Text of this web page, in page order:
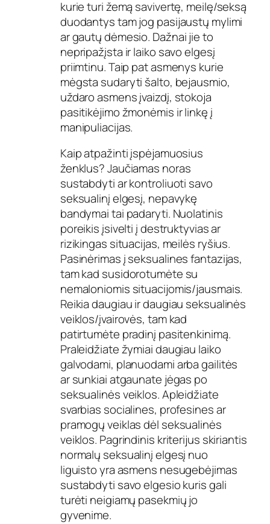
kurie turi žemą savivertę, meilę/seksą
duodantys tam jog pasijaustų mylimi
ar gautų dėmesio. Dažnai jie to
nepripažįsta ir laiko savo elgesį
priimtinu. Taip pat asmenys kurie
mėgsta sudaryti šalto, bejausmio,
uždaro asmens įvaizdį, stokoja
pasitikėjimo žmonėmis ir linkę į
manipuliacijas.
Kaip atpažinti įspėjamuosius
ženklus? Jaučiamas noras
sustabdyti ar kontroliuoti savo
seksualinį elgesį, nepavykę
bandymai tai padaryti. Nuolatinis
poreikis įsivelti į destruktyvias ar
rizikingas situacijas, meilės ryšius.
Pasinėrimas į seksualines fantazijas,
tam kad susidorotumėte su
nemaloniomis situacijomis/jausmais.
Reikia daugiau ir daugiau seksualinės
veiklos/įvairovės, tam kad
patirtumėte pradinį pasitenkinimą.
Praleidžiate žymiai daugiau laiko
galvodami, planuodami arba gailitės
ar sunkiai atgaunate jėgas po
seksualinės veiklos. Apleidžiate
svarbias socialines, profesines ar
pramogų veiklas dėl seksualinės
veiklos. Pagrindinis kriterijus skiriantis
normalų seksualinį elgesį nuo
liguisto yra asmens nesugebėjimas
sustabdyti savo elgesio kuris gali
turėti neigiamų pasekmių jo
gyvenime.